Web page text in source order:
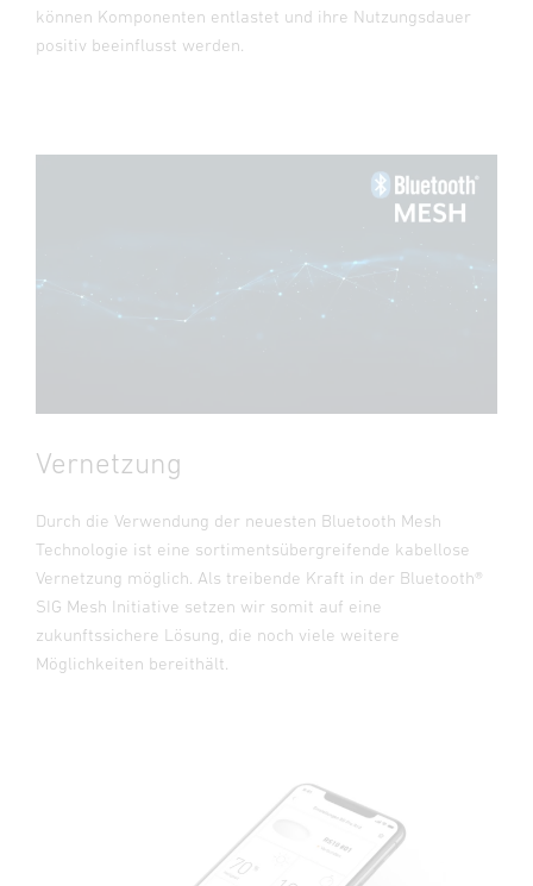
können Komponenten entlastet und ihre Nutzungsdauer
positiv beeinflusst werden.
Vernetzung
Durch die Verwendung der neuesten Bluetooth Mesh
Technologie ist eine sortimentsübergreifende kabellose
Vernetzung möglich. Als treibende Kraft in der Bluetooth®
SIG Mesh Initiative setzen wir somit auf eine
zukunftssichere Lösung, die noch viele weitere
Möglichkeiten bereithält.